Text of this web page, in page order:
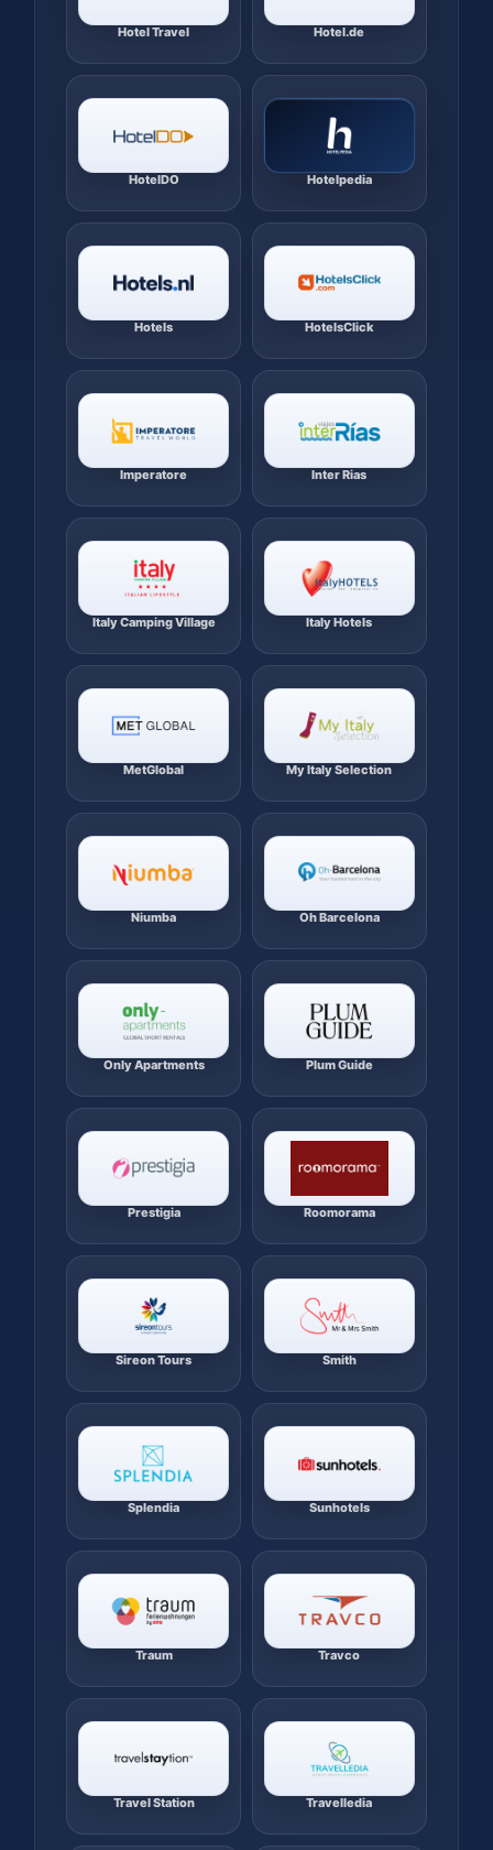
Hotel Travel Hotel.de
HotelDO Hotelpedia
Hotels HotelsClick
Imperatore Inter Rias
Italy Camping Village Italy Hotels
MetGlobal My Italy Selection
Niumba Oh Barcelona
Only Apartments Plum Guide
Prestigia Roomorama
Sireon Tours Smith
Splendia Sunhotels
Traum Travco
Travel Station Travelledia